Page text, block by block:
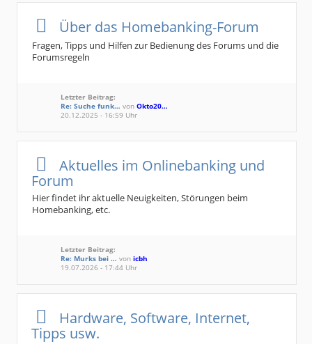
Über das Homebanking-Forum
Fragen, Tipps und Hilfen zur Bedienung des Forums und die
Forumsregeln
Letzter Beitrag:
Re: Suche funk… von Okto20…
20.12.2025 - 16:59 Uhr
Aktuelles im Onlinebanking und
Forum
Hier findet ihr aktuelle Neuigkeiten, Störungen beim
Homebanking, etc.
Letzter Beitrag:
Re: Murks bei … von icbh
19.07.2026 - 17:44 Uhr
Hardware, Software, Internet,
Tipps usw.